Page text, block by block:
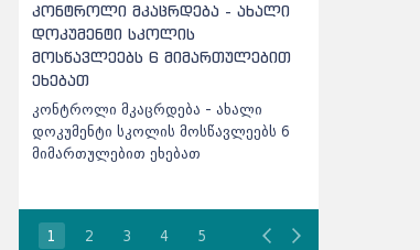
1 2 3 4 5
კონტროლი მკაცრდება - ახალი
დოკუმენტი სკოლის
მოსწავლეებს 6 მიმართულებით
ეხებათ
კონტროლი მკაცრდება - ახალი
დოკუმენტი სკოლის მოსწავლეებს 6
მიმართულებით ეხებათ